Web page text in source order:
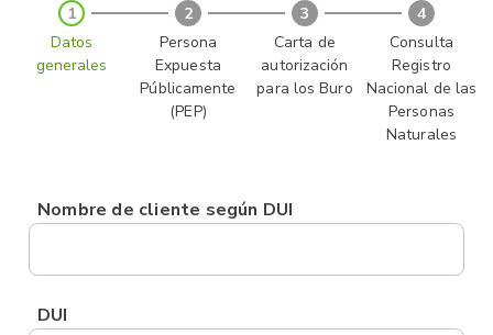
1
Datos
generales
2
Persona
Expuesta
Públicamente
(PEP)
3
Carta de
autorización
para los Buro
4
Consulta
Registro
Nacional de las
Personas
Naturales
Nombre de cliente según DUI
DUI